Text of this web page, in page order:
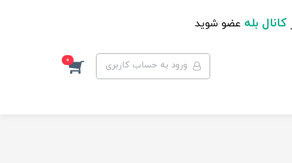
کانال بله عضو شوید
ورود به حساب کاربری 0